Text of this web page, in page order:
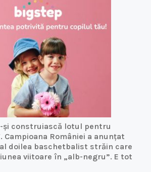
și construiască lotul pentru
Campioana României a anunțat
doilea baschetbalist străin care
viitoare în „alb-negru”. E tot